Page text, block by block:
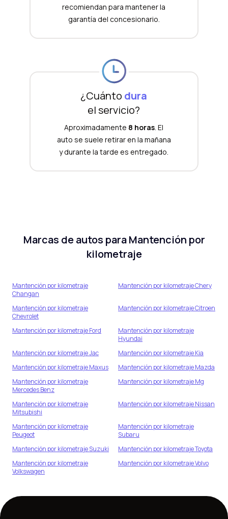
recomiendan para mantener la
garantía del concesionario.
¿Cuánto dura
el servicio?
Aproximadamente 8 horas. El
auto se suele retirar en la mañana
y durante la tarde es entregado.
Marcas de autos paraMantención por
kilometraje
Mantención por kilometraje
Changan
Mantención por kilometrajeChery
Mantención por kilometraje
Chevrolet
Mantención por kilometrajeCitroen
Mantención por kilometrajeFord
Mantención por kilometraje
Hyundai
Mantención por kilometrajeJac Mantención por kilometrajeKia
Mantención por kilometrajeMaxus Mantención por kilometrajeMazda
Mantención por kilometraje
Mercedes Benz
Mantención por kilometrajeMg
Mantención por kilometraje
Mitsubishi
Mantención por kilometrajeNissan
Mantención por kilometraje
Peugeot
Mantención por kilometraje
Subaru
Mantención por kilometrajeSuzuki Mantención por kilometrajeToyota
Mantención por kilometraje
Volkswagen
Mantención por kilometrajeVolvo